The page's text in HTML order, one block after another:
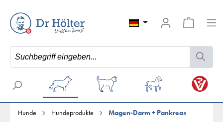
Hunde Hundeprodukte Magen-Darm + Pankreas